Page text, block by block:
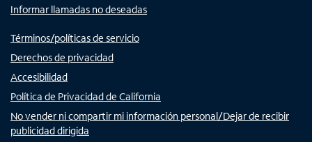
Informar llamadas no deseadas
Términos/políticas de servicio
Derechos de privacidad
Accesibilidad
Política de Privacidad de California
No vender ni compartir mi información personal/Dejar de recibir
publicidad dirigida